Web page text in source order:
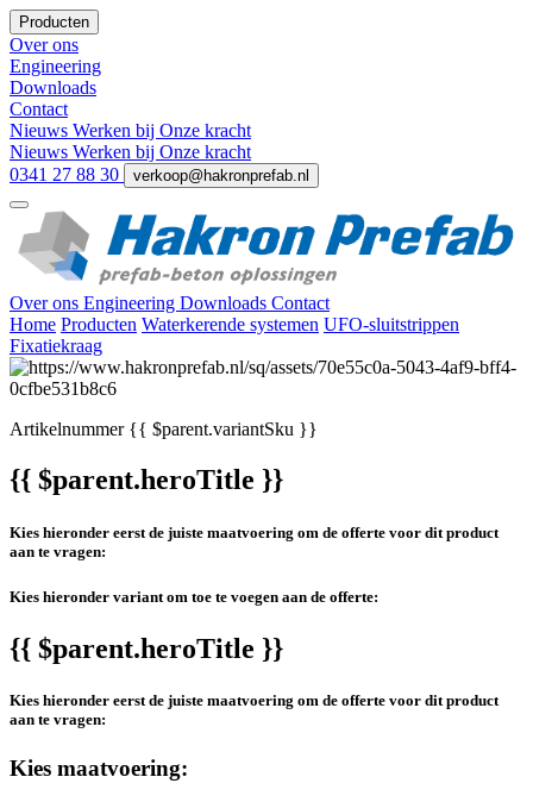
Producten
Over ons
Engineering
Downloads
Contact
Nieuws Werken bij Onze kracht
Nieuws Werken bij Onze kracht
0341 27 88 30
verkoop@hakronprefab.nl
Over ons Engineering Downloads Contact
Home Producten Waterkerende systemen UFO-sluitstrippen
Fixatiekraag
Artikelnummer{{ $parent.variantSku }}
{{ $parent.heroTitle }}
Kies hieronder eerst de juiste maatvoering om de offerte voor dit product
aan te vragen:
Kies hieronder variant om toe te voegen aan de offerte:
{{ $parent.heroTitle }}
Kies hieronder eerst de juiste maatvoering om de offerte voor dit product
aan te vragen:
Kies maatvoering: